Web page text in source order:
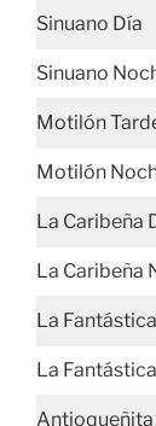
Sinuano Día
Sinuano
Motilón
Motilón
La Caribeña
La Caribeña
La
La
Antioqueñita